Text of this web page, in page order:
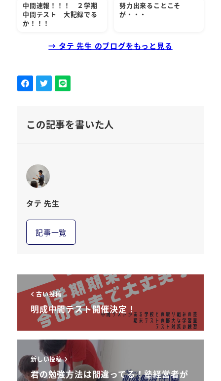
中間速報！！！ ２学期
中間テスト 大記録でる
か！！！
努力出来ることこそ
が・・・
→ タテ 先生 のブログをもっと見る
この記事を書いた人
タテ 先生
記事一覧
古い投稿
明成中間テスト開催決定！
新しい投稿
君の勉強方法は間違ってる！塾経営者が